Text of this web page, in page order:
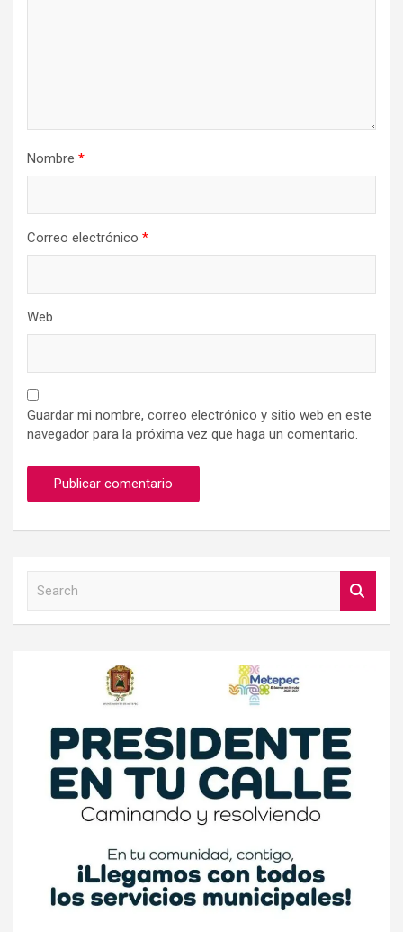
Nombre *
Correo electrónico *
Web
Guardar mi nombre, correo electrónico y sitio web en este
navegador para la próxima vez que haga un comentario.